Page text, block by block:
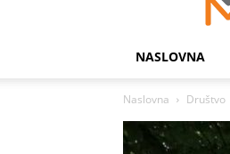
NASLOVNA
Naslovna Društvo